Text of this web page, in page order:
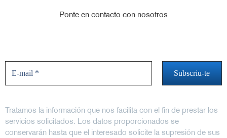
Ponte en contacto con nosotros
Tratamos la información que nos facilita con el fin de prestar los
servicios solicitados. Los datos proporcionados se
conservarán hasta que el interesado solicite la supresión de sus